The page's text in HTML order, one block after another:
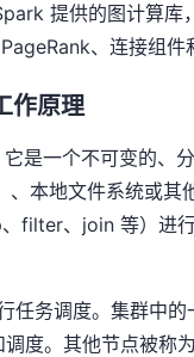
提供的图计算库
、连接组件
作原理
是一个不可变的、
本地文件系统或
filter、join 等）进
任务调度。集群中
度。其他节点被称